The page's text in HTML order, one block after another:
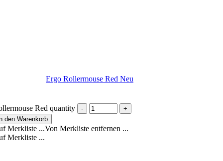
Ergo Rollermouse Red Neu
Red quantity
den Warenkorb
Merkliste ...Von Merkliste entfernen ...
Merkliste ...